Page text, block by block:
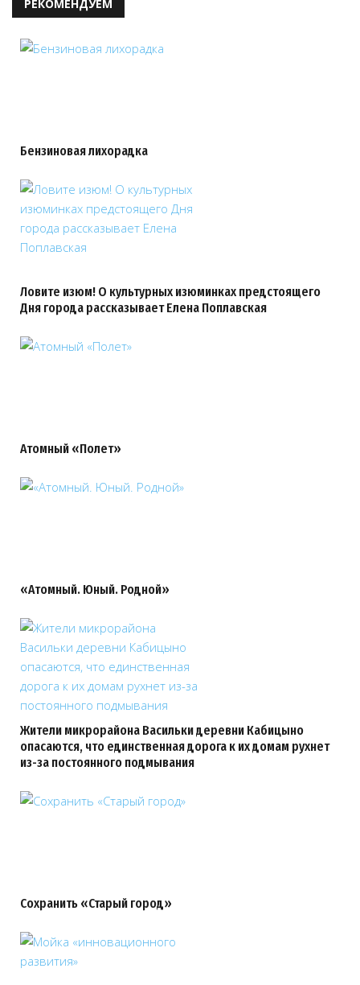
РЕКОМЕНДУЕМ
Бензиновая лихорадка
Ловите изюм! О культурных изюминках предстоящего
Дня города рассказывает Елена Поплавская
Атомный «Полет»
«Атомный. Юный. Родной»
Жители микрорайона Васильки деревни Кабицыно
опасаются, что единственная дорога к их домам рухнет
из-за постоянного подмывания
Сохранить «Старый город»